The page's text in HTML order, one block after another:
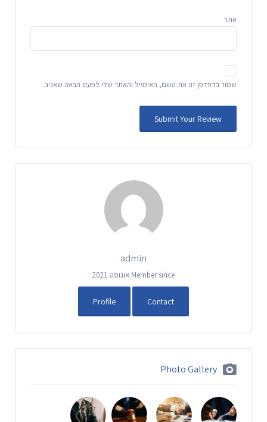
אתר
שמור בדפדפן זה את השם, האימייל והאתר שלי לפעם הבאה שאגיב.
admin
Member since אוגוסט 2021
Contact
Profile
Photo Gallery